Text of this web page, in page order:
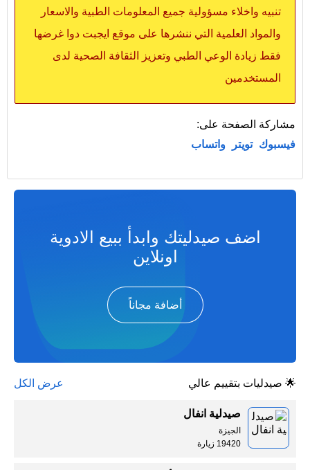
تنبيه واخلاء مسؤولية جميع المعلومات الطبية والاسعار
والمواد العلمية التي ننشرها على موقع ايجبت دوا غرضها
فقط زيادة الوعي الطبي وتعزيز الثقافة الصحية لدى
المستخدمين
مشاركة الصفحة على:
فيسبوك تويتر واتساب
اضف صيدليتك وابدأ ببيع الادوية
اونلاين
أضافة مجاناً
🌟 صيدليات بتقييم عالي عرض الكل
صيدلية انفال
الجيزة
19420 زيارة